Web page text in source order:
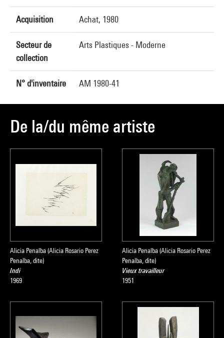
Acquisition Achat, 1980
Secteur de
collection
Arts Plastiques - Moderne
N° d'inventaire AM 1980-41
De la/du même artiste
Alicia Penalba (Alicia Rosario Perez
Penalba, dite)
Indi
1969
Alicia Penalba (Alicia Rosario Perez
Penalba, dite)
Vieux travailleur
1951